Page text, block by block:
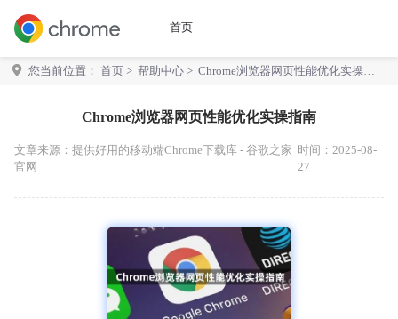
首页
您当前位置： 首页 > 帮助中心 > Chrome浏览器网页性能优化实操指
Chrome浏览器网页性能优化实操指南
文章来源： 提供好用的移动端Chrome下载库 - 谷歌之家
官网
时间：2025-08-
27